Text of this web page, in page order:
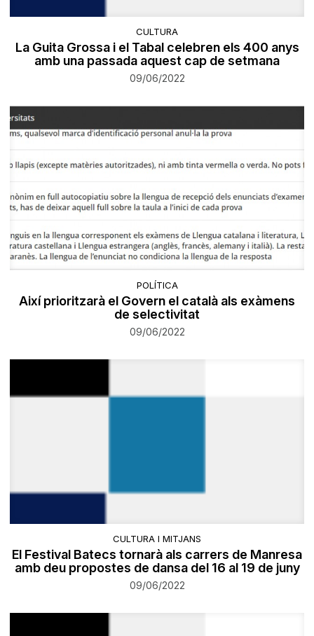
CULTURA
La Guita Grossa i el Tabal celebren els 400 anys
amb una passada aquest cap de setmana
09/06/2022
POLÍTICA
Així prioritzarà el Govern el català als exàmens
de selectivitat
09/06/2022
CULTURA I MITJANS
El Festival Batecs tornarà als carrers de Manresa
amb deu propostes de dansa del 16 al 19 de juny
09/06/2022